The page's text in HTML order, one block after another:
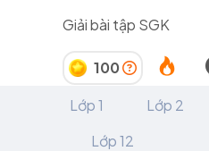
Giải bài tập SGK
100
Lớp 1
Lớp 2
Lớp 12